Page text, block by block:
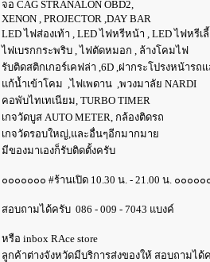
จอ CAG STRANALON OBD2,
XENON , PROJECTOR ,DAY BAR
LED ไฟส่องเท้า , LED ไฟหรีหน้า , LED ไฟหรีเ
ไฟเบรกกระพริบ , ไฟตัดหมอก , ล้างโคมไฟ
รับติดสติกเกอร์เคฟล่า ,6D ,ฝากระโปรงหน้ารถ
แก้น้ำเข้าโคม ,ไฟเพดาน ,พวงมาลัย NARDI
คอพับไทเทเนียม, TURBO TIMER
เกจวัดบูส AUTO METER, กล้องติดรถ
เกจวัดรอบใหญ่,และอื่นๆอีกมากมาย
มีของมาเองก็รับติดตั้งครับ
๐๐๐๐๐๐๐ #ร้านเปิด 10.30 น. - 21.00 น. ๐๐๐๐๐
สอบถามได้ครับ 086 - 009 - 7043 แบงค์
หรือ inbox RAce store
ลูกค้าต่างจังหวัดมีบริการส่งของให้ สอบถามได้